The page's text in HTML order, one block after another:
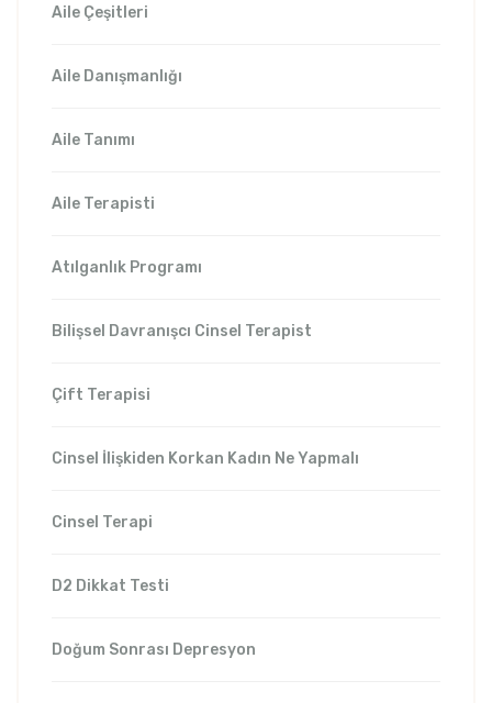
Aile Çeşitleri
Aile Danışmanlığı
Aile Tanımı
Aile Terapisti
Atılganlık Programı
Bilişsel Davranışcı Cinsel Terapist
Çift Terapisi
Cinsel İlişkiden Korkan Kadın Ne Yapmalı
Cinsel Terapi
D2 Dikkat Testi
Doğum Sonrası Depresyon